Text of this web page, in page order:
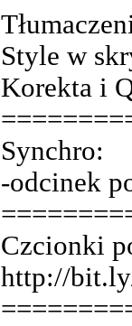
Style w
Korekta i
Synchro:
-odcinek
Czcionki
http://